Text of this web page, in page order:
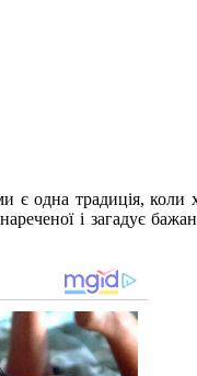
є одна традиція, коли
і загадує